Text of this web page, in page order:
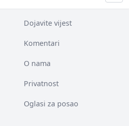
Dojavite vijest
Komentari
O nama
Privatnost
Oglasi za posao